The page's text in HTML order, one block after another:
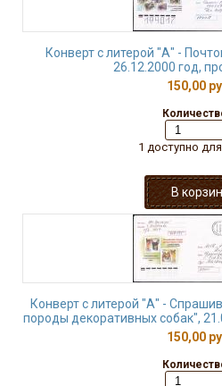
Конверт с литерой "А" -
26.12.2000 год,
150,00
1 доступно
Конверт с литерой "А" -
породы декоративных собак",
150,00